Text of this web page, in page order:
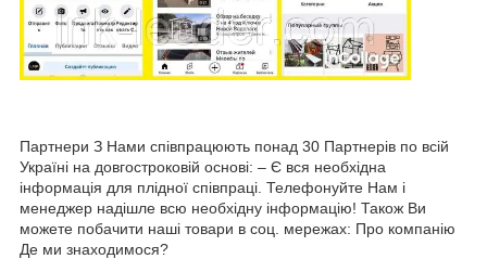
Партнери З Нами співпрацюють понад 30 Партнерів по всій
Україні на довгостроковій основі: – Є вся необхідна
інформація для плідної співпраці. Телефонуйте Нам і
менеджер надішле всю необхідну інформацію! Також Ви
можете побачити наші товари в соц. мережах: Про компанію
Де ми знаходимося?